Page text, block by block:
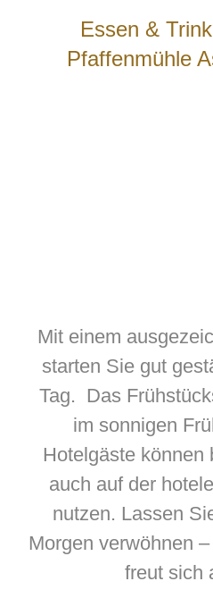
Essen &
Pfaffenmühle
Mit einem
starten Sie gut
Tag. Das
im sonnigen
Hotelgäste können
auch auf der
nutzen. Lassen
Morgen verwöhnen
freut sich